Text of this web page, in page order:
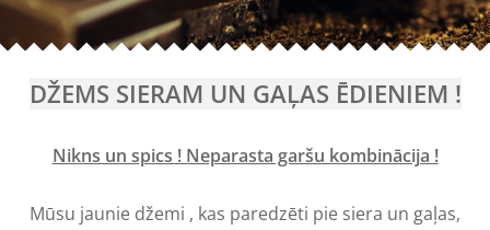
DŽEMS SIERAM UN GAĻAS ĒDIENIEM !
Nikns un spics ! Neparasta garšu kombinācija !
Mūsu jaunie džemi , kas paredzēti pie siera un gaļas,